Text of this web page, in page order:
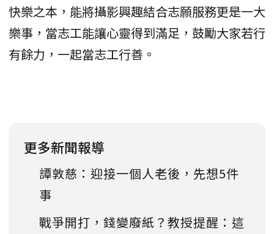
快樂之本，能將攝影興趣結合志願服務更是一大
樂事，當志工能讓心靈得到滿足，鼓勵大家若行
有餘力，一起當志工行善。
更多新聞報導
譚敦慈：迎接一個人老後，先想5件
事
戰爭開打，錢變廢紙？教授提醒：這